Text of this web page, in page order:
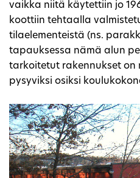
vaikka niitä käytettiin jo
koottiin tehtaalla
tilaelementeistä (ns.
tapauksessa nämä alun
tarkoitetut rakennukset on
pysyviksi osiksi